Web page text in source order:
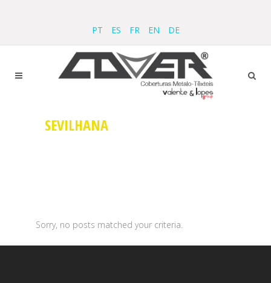
PT ES FR EN DE
SEVILHANA
Sorry, no posts matched your criteria.